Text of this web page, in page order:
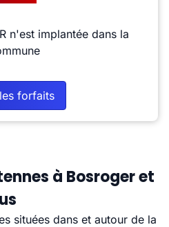
n'est implantée dans la
forfaits
à Bosroger et
situées dans et autour de la